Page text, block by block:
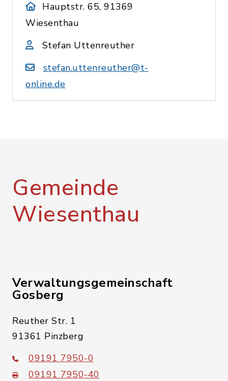
Hauptstr. 65, 91369
Wiesenthau
Stefan Uttenreuther
stefan.uttenreuther@t-
online.de
Gemeinde
Wiesenthau
Verwaltungsgemeinschaft
Gosberg
Reuther Str. 1
91361 Pinzberg
09191 7950-0
09191 7950-40